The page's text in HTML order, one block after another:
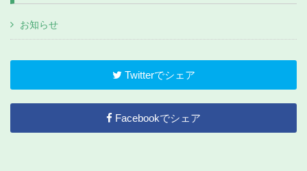
お知らせ
Twitterでシェア
Facebookでシェア